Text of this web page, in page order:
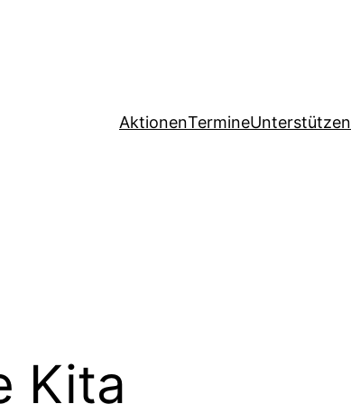
AktionenTermineUnterstützen
Kita